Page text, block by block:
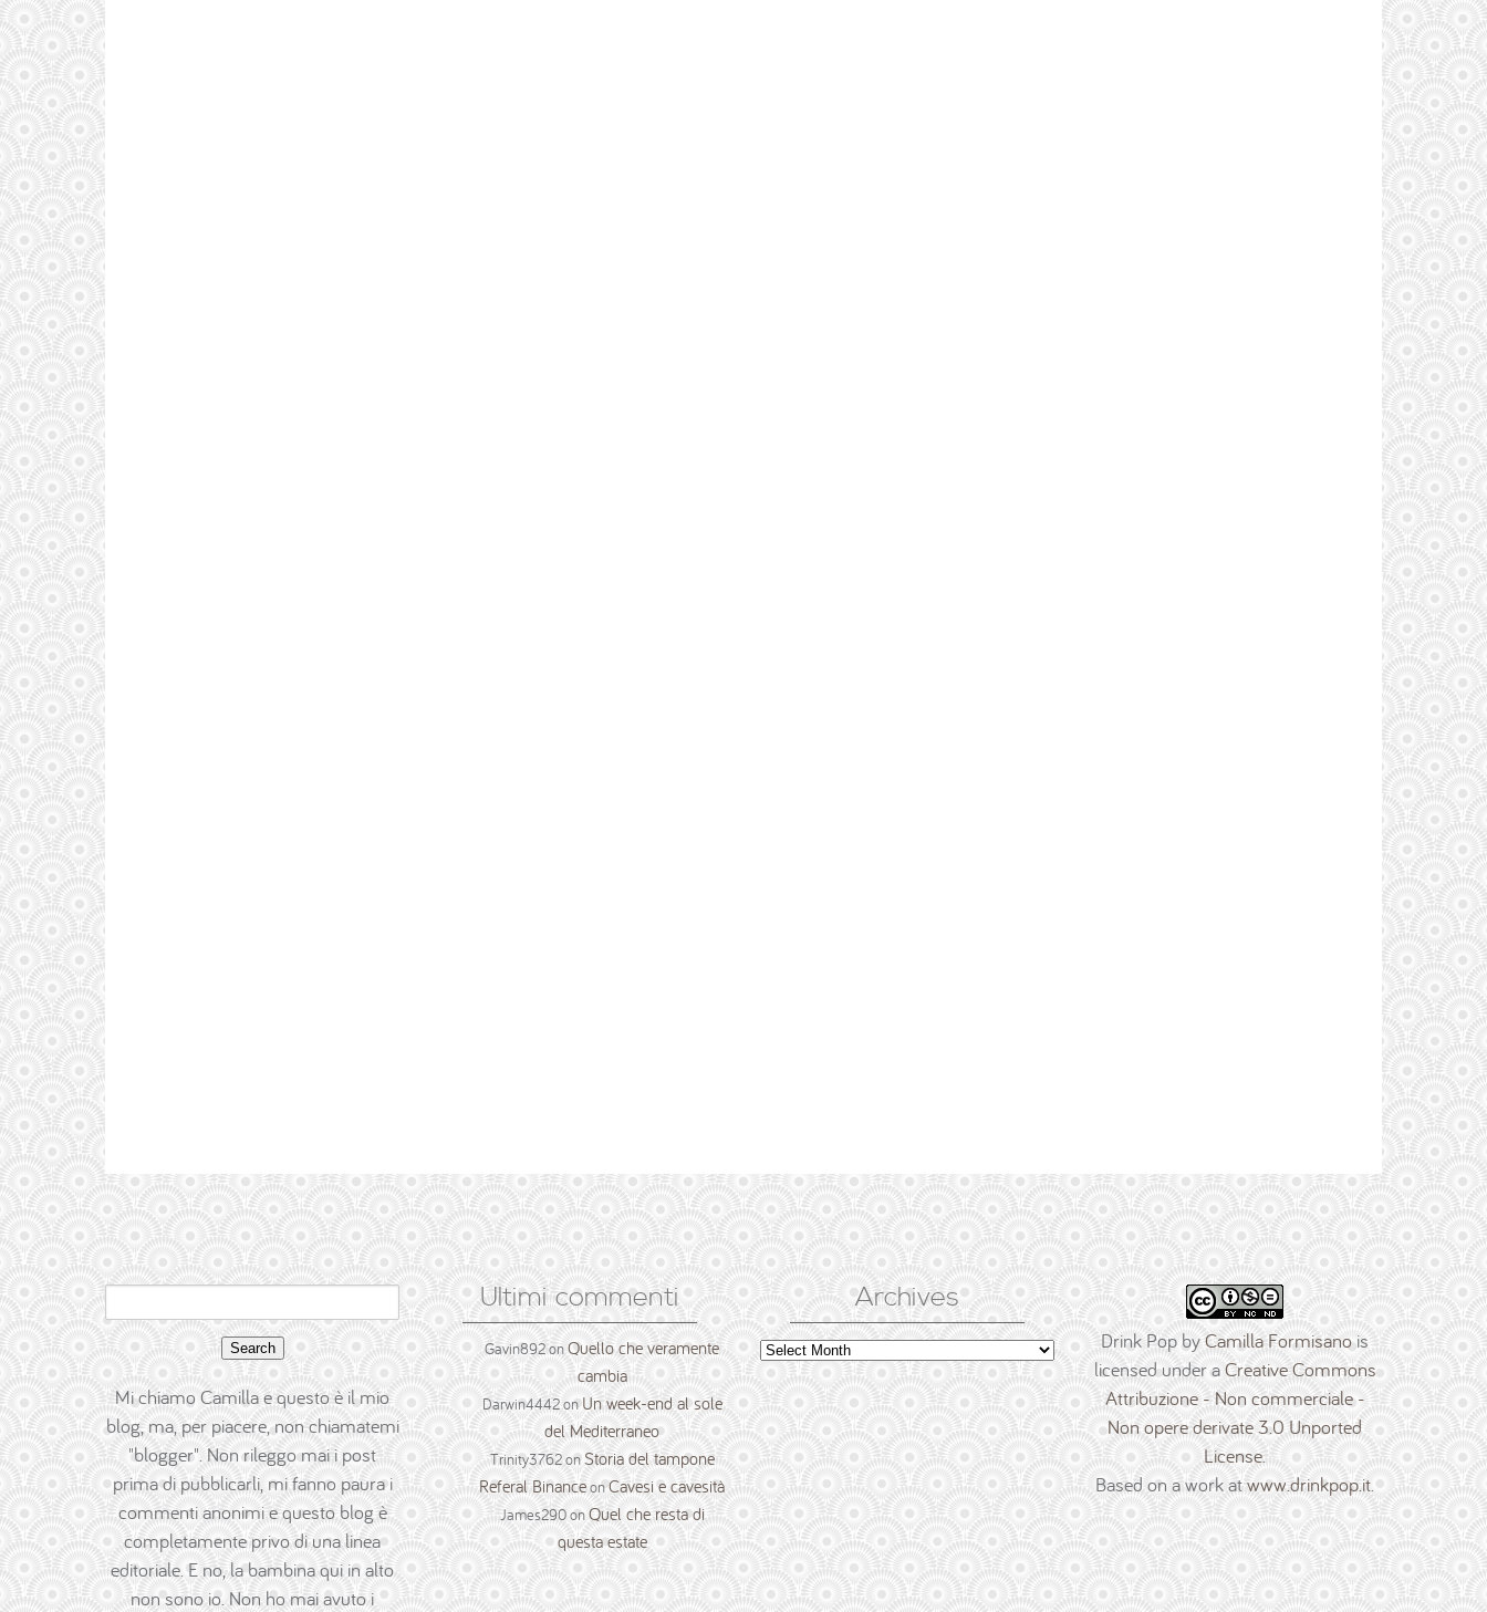
for:
Mi chiamo Camilla e questo è il mio
blog, ma, per piacere, non chiamatemi
"blogger". Non rileggo mai i post
prima di pubblicarli, mi fanno paura i
commenti anonimi e questo blog è
completamente privo di una linea
editoriale. E no, la bambina qui in alto
non sono io. Non ho mai avuto i
Ultimi commenti
Gavin892onQuello che veramente
cambia
Darwin4442on Un week-end al sole
del Mediterraneo
Trinity3762onStoria del tampone
Referal BinanceonCavesi e cavesità
James290onQuel che resta di
questa estate
Archives
Archives Drink Pop byCamilla Formisano is
licensed under aCreative Commons
Attribuzione - Non commerciale -
Non opere derivate 3.0 Unported
License.
Based on a work atwww.drinkpop.it.